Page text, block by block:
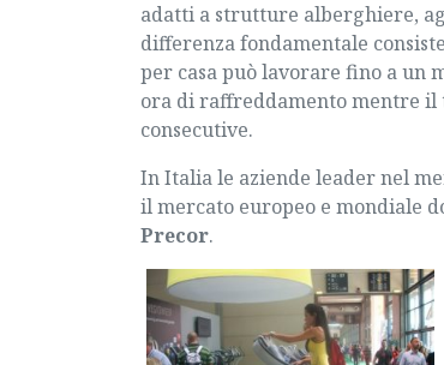
adatti a strutture alberghiere,
differenza fondamentale
per casa può lavorare fino a un
ora di raffreddamento mentre il
consecutive.
In Italia le aziende leader nel
il mercato europeo e mondiale
Precor.